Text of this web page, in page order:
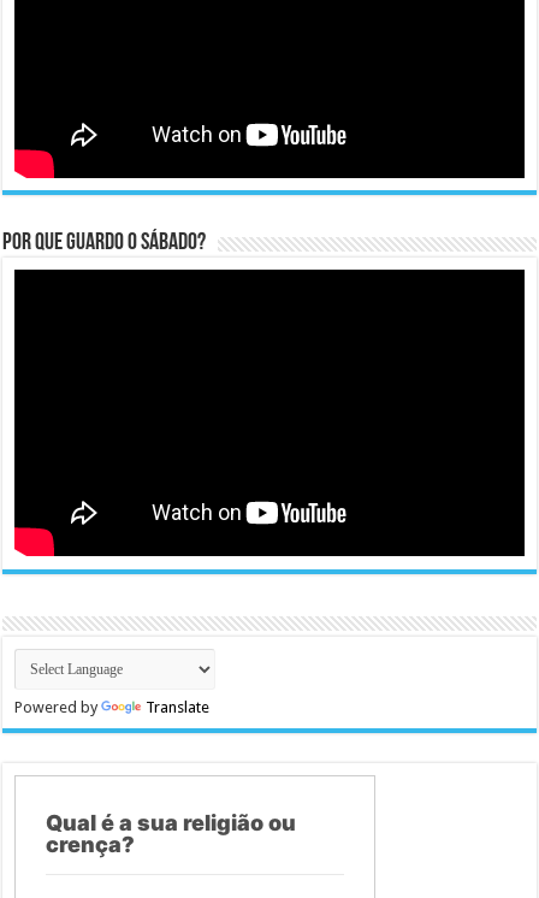
Por que guardo o Sábado?
Powered by Translate
Qual é a sua religião ou
crença?